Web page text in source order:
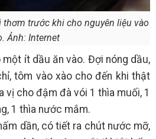
trước khi cho nguyên liệu vào
Ảnh: Internet
một ít dầu ăn vào. Đợi nóng dầu,
tôm vào xào cho đến khi thật
vị cho đậm đà vói 1 thìa muối, 1
1 thìa nước mắm.
dần, có tiết ra chút nước mỡ,